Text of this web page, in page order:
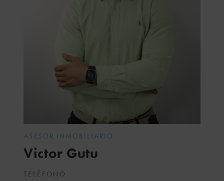
ASESOR INMOBILIARIO
Victor Gutu
TELÉFONO